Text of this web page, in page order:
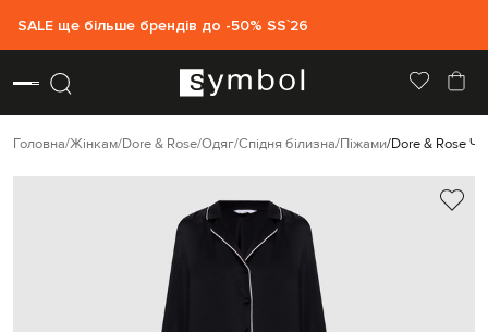
SALE ще більше брендів до -50% SS`26
Головна Жінкам Dore & Rose Одяг Спідня білизна Піжами Dore & Rose